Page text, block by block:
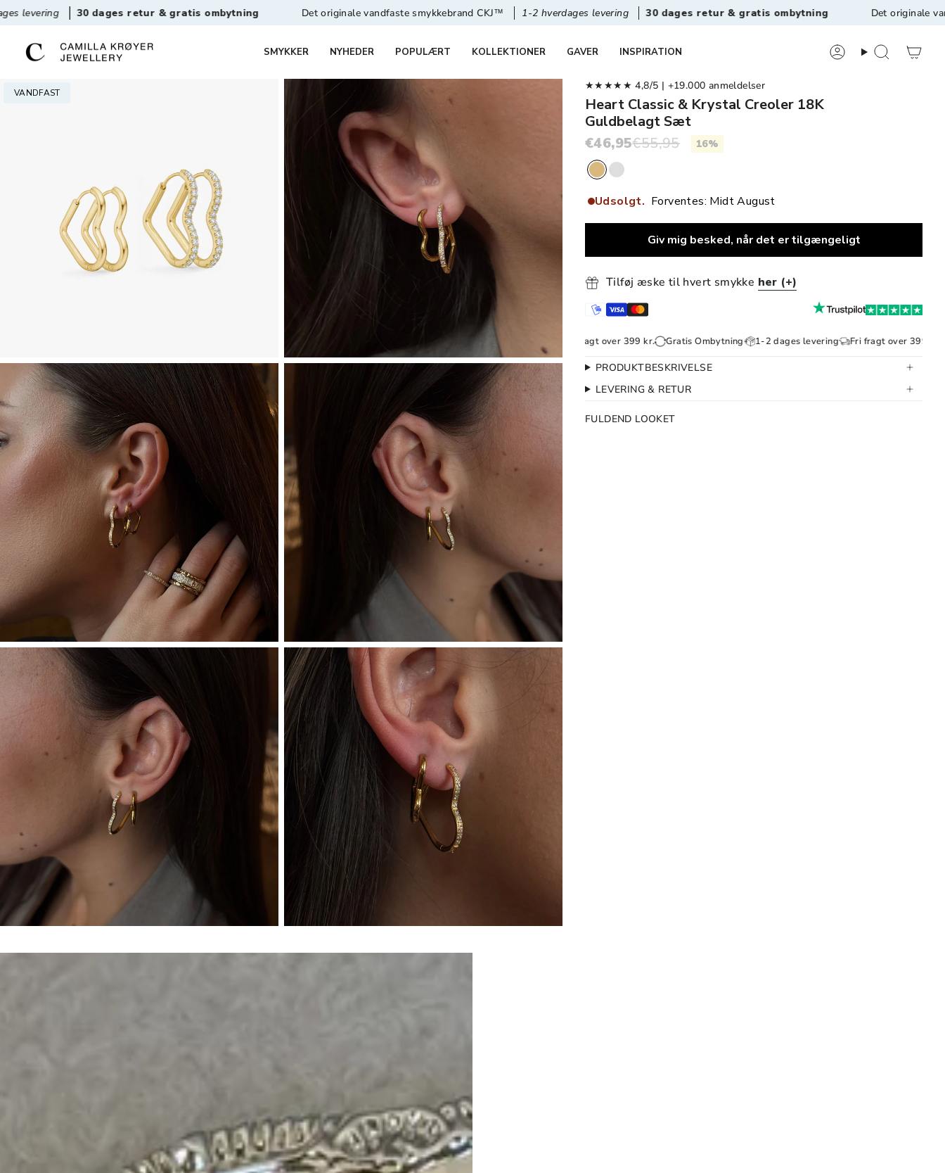
30 dages retur & gratis ombytning Det originale vandfaste smykkebrand CKJ™ 1-2 hverdages levering 30 dages retur & gratis ombytning Det originale vandfaste
SMYKKER NYHEDER POPULÆRT KOLLEKTIONER GAVER INSPIRATION
VANDFAST
★★★★★ 4,8/5 | +19.000 anmeldelser
Heart Classic & Krystal Creoler 18K
Guldbelagt Sæt
€46,95€55,95 16%
Udsolgt. Forventes: Midt August
Giv mig besked, når det er tilgængeligt
Tilføj æske til hvert smykke her (+)
1-2 dages levering Fri fragt over 399 kr. Gratis Ombytning 1-2 dages levering Fri fragt over 399 kr.
PRODUKTBESKRIVELSE
LEVERING & RETUR
FULDEND LOOKET